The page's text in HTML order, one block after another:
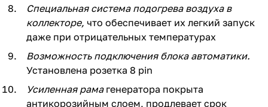
Специальная система подогрева воздуха в
коллекторе, что обеспечивает их легкий запуск
даже при отрицательных температурах
Возможность подключения блока автоматики.
Установлена розетка 8 pin
Усиленная рамагенератора покрыта
антикорозийным слоем, продлевает срок